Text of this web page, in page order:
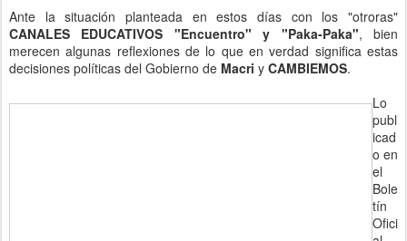
Ante la situación planteada en estos días con los "otroras"
CANALES EDUCATIVOS "Encuentro" y "Paka-Paka", bien
merecen algunas reflexiones de lo que en verdad significa estas
decisiones políticas del Gobierno de Macri y CAMBIEMOS.
Lo
publ
icad
o en
el
Bole
tín
Ofici